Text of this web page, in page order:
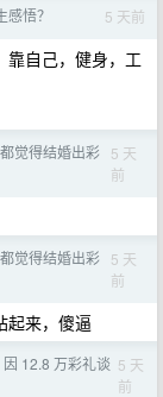
悟？ 5 天前
靠自己，健身，工
觉得结婚出彩
5 天
前
觉得结婚出彩
5 天
前
起来，傻逼
12.8 万彩礼谈 5 天
前